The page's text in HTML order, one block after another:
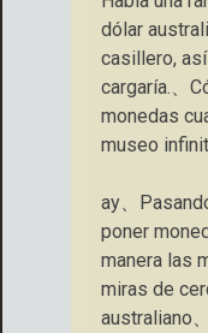
dólar
casillero,
cargaría.、
monedas
museo
ay、
poner
manera las
miras de
australiano